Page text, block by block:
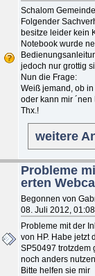
Schalom
Folgender
besitze leider kein
Notebook wurde
jedoch nur grottig
Nun die Frage:
Weiß jemand, ob
oder kann mir
Thx.!
weitere
Probleme
erten
Begonnen von
08. Juli 2012,
Probleme mit der
von HP. Habe jetzt
SP50497 trotzdem
noch anders
Bitte helfen sie mir